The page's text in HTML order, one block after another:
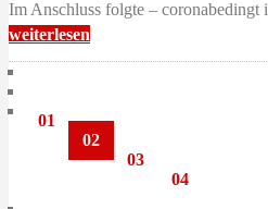
Im Anschluss folgte –
weiterlesen
01
02
03
04